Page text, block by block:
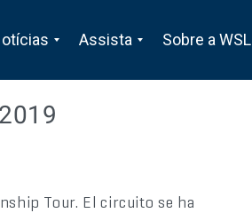
Assista Sobre a WSL
Tour. El circuito se ha